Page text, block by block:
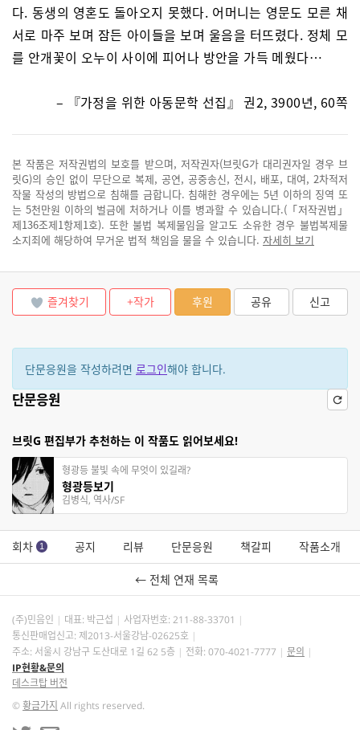
다. 동생의 영혼도 돌아오지 못했다. 어머니는 영문도 모른 채
서로 마주 보며 잠든 아이들을 보며 울음을 터뜨렸다. 정체 모
를 안개꽃이 오누이 사이에 피어나 방안을 가득 메웠다…
– 『가정을 위한 아동문학 선집』 권2, 3900년, 60쪽
본 작품은 저작권법의 보호를 받으며, 저작권자(브릿G가 대리권자일 경우 브
릿G)의 승인 없이 무단으로 복제, 공연, 공중송신, 전시, 배포, 대여, 2차적저
작물 작성의 방법으로 침해를 금합니다. 침해한 경우에는 5년 이하의 징역 또
는 5천만원 이하의 벌금에 처하거나 이를 병과할 수 있습니다.(「저작권법」
제136조제1항제1호). 또한 불법 복제물임을 알고도 소유한 경우 불법복제물
소지죄에 해당하여 무거운 법적 책임을 물을 수 있습니다. 자세히 보기
즐겨찾기 +작가 후원 공유 신고
단문응원을 작성하려면 로그인해야 합니다.
단문응원
브릿G 편집부가 추천하는 이 작품도 읽어보세요!
형광등 불빛 속에 무엇이 있길래?
형광등보기
김병식, 역사/SF
회차 1 공지 리뷰 단문응원 책갈피 작품소개
← 전체 연재 목록
(주)민음인 대표: 박근섭 사업자번호: 211-88-33701
통신판매업신고: 제2013-서울강남-02625호
주소: 서울시 강남구 도산대로 1길 62 5층
전화: 070-4021-7777
문의
IP현황&문의
데스크탑 버전
©황금가지 All rights reserved.